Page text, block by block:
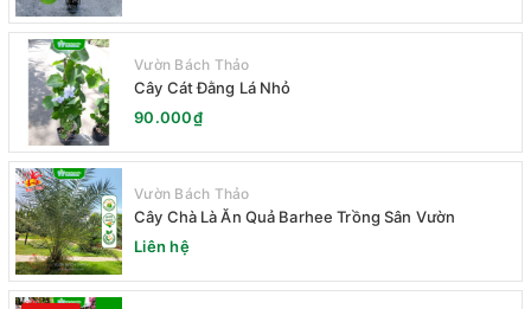
Vườn Bách Thảo
Cây Cát Đằng Lá Nhỏ
90.000₫
Vườn Bách Thảo
Cây Chà Là Ăn Quả Barhee Trồng Sân Vườn
Liên hệ